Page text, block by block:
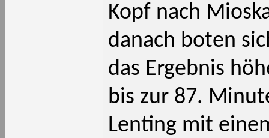
Kopf nach
danach boten
das Ergebnis
bis zur 87.
Lenting mit